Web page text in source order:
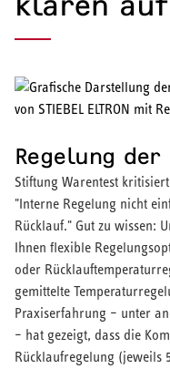
Regelung der
Stiftung Warentest
"Interne Regelung nicht
Rücklauf." Gut zu wissen:
Ihnen flexible
oder
gemittelte
Praxiserfahrung – unter
– hat gezeigt, dass die
Rücklaufregelung (jeweils